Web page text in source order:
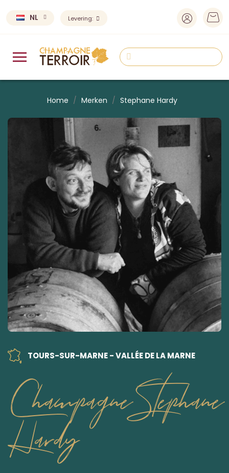
NL Levering:
Home Merken Stephane Hardy
TOURS-SUR-MARNE - VALLÉE DE LA MARNE
Champagne Stephane
Hardy